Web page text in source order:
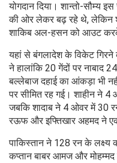
योगदान दिया। शान्तो-सौम्य
की ओर लेकर बढ़ रहे थे, लेकिन
शाकिब अल-हसन को आउट
यहां से बंगलादेश के विकेट
ने हालांकि 20 गेंदों पर नाबाद
बल्लेबाज दहाई का आंकड़ा भी
पर सीमित रह गई। शाहीन ने
जबकि शादाब ने 4 ओवर में 30
रऊफ और इफ्तिखार अहमद ने
पाकिस्तान ने 128 रन के
कप्तान बाबर आमज और